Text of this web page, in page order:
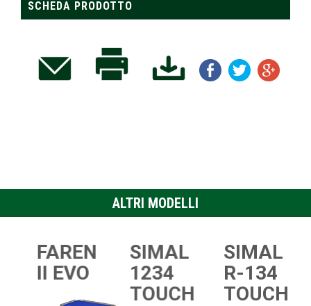
SCHEDA PRODOTTO
ALTRI MODELLI
FAREN
II EVO
SIMAL
1234
TOUCH
SIMAL
R-134
TOUCH